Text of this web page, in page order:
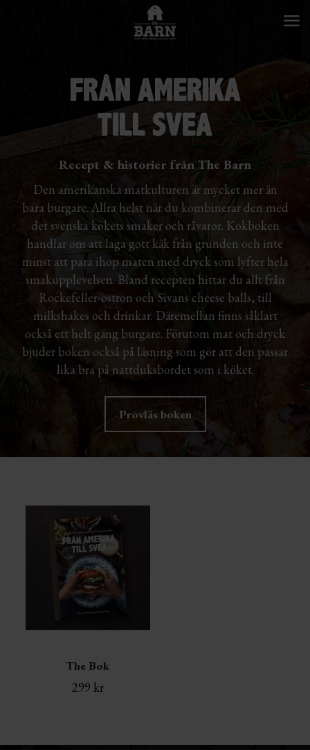
FRÅN AMERIKA
TILL SVEA
Recept & historier från The Barn
Den amerikanska matkulturen är mycket mer än
bara burgare. Allra helst när du kombinerar den med
det svenska kökets smaker och råvaror. Kokboken
handlar om att laga gott käk från grunden och inte
minst att para ihop maten med dryck som lyfter hela
smakupplevelsen. Bland recepten hittar du allt från
Rockefeller-ostron och Sivans cheese balls, till
milkshakes och drinkar. Däremellan finns såklart
också ett helt gäng burgare. Förutom mat och dryck
bjuder boken också på läsning som gör att den passar
lika bra på nattduksbordet som i köket.
Provläs boken
The Bok
299 kr